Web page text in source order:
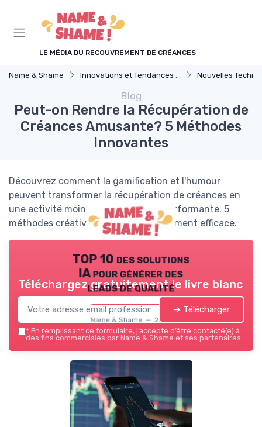
LE MÉDIA DU RECOUVREMENT DE CRÉANCES
Name & Shame Innovations et Tendances dans le recouvrement de créances Nouvelles Technologies en
Blog
Peut-on Rendre la Récupération de
Créances Amusante? 5 Méthodes
Innovantes
Découvrez comment la gamification et l'humour
peuvent transformer la récupération de créances en
une activité moins pesante et plus performante. 5
méthodes créatives pour un recouvrement efficace.
TOP 10 des solutions
IA pour générer des
leads de qualité
Name & Shame — 2026
Téléchargez gratuitement le livre blanc
➔ Télécharger
* En remplissant ce formulaire, j’accepte d’être contacté(e) à
des fins commerciales par Name & Shame et ses partenaires.